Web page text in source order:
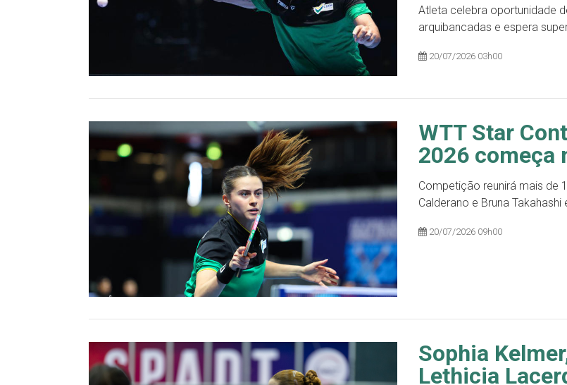
Atleta celebra oportunidade
arquibancadas e espera
20/07/2026 03h00
WTT Star
2026 começa
Competição reunirá mais de
Calderano e Bruna
20/07/2026 09h00
Sophia
Lethicia